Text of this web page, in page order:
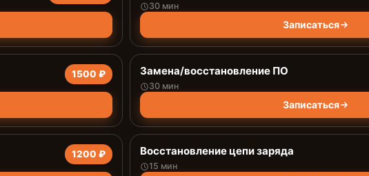
30 мин
Записаться
1500 ₽ Замена/восстановление ПО
30 мин
Записаться
1200 ₽ Восстановление цепи заряда
15 мин